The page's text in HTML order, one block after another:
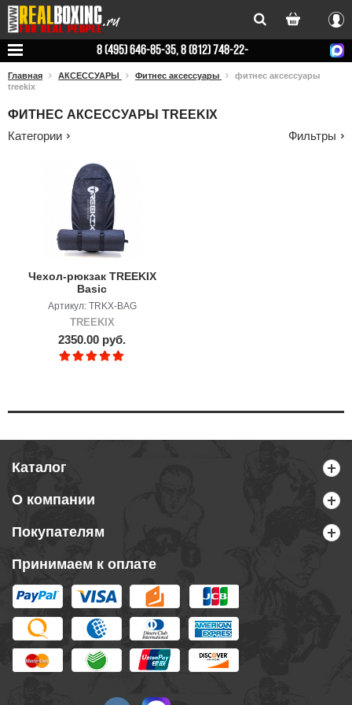
Вход
8 (495) 646-85-35, 8 (812) 748-22-
Главная АКСЕССУАРЫ Фитнес аксессуары
фитнес аксессуары
treekix
ФИТНЕС АКСЕССУАРЫ TREEKIX
Категории
Фильтры
Чехол-рюкзак TREEKIX
Basic
Артикул: TRKX-BAG
TREEKIX
2350.00 руб.
Каталог
О компании
Покупателям
Принимаем к оплате